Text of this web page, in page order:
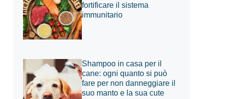
fortificare il sistema
immunitario
Shampoo in casa per il
cane: ogni quanto si può
fare per non danneggiare il
suo manto e la sua cute